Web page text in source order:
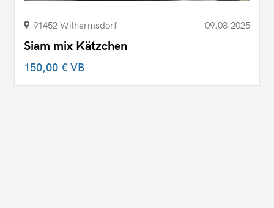
91452 Wilhermsdorf 09.08.2025
Siam mix Kätzchen
150,00 €VB